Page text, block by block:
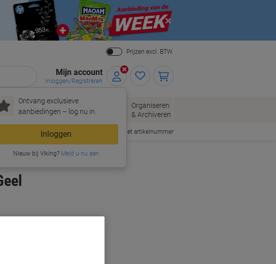
Close
Prijzen excl. BTW.
Mijn account
Inloggen/Registreren
Ontvang exclusieve
aanbiedingen – log nu in.
Inloggen
Nieuw bij Viking?Meld u nu aan
Papier, Enveloppen
& Verpakken
Kantoorartikelen
Organiseren
& Archiveren
Snel bestellen met artikelnummer